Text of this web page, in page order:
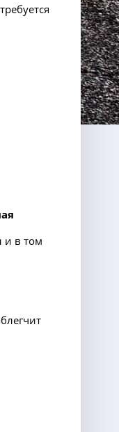
и в том